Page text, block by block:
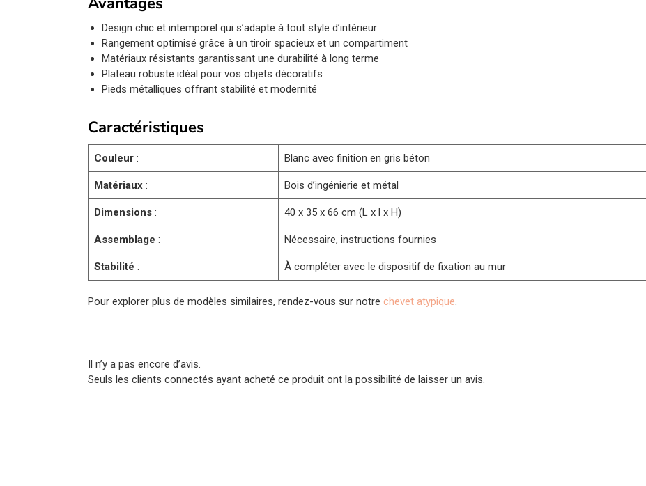
Design chic et intemporel qui s’adapte à tout style d’intérieur
Rangement optimisé grâce à un tiroir spacieux et un compartiment
Matériaux résistants garantissant une durabilité à long terme
Plateau robuste idéal pour vos objets décoratifs
Pieds métalliques offrant stabilité et modernité
Caractéristiques
Couleur : Blanc avec finition en gris béton
Matériaux : Bois d’ingénierie et métal
Dimensions : 40 x 35 x 66 cm (L x l x H)
Assemblage : Nécessaire, instructions fournies
Stabilité : À compléter avec le dispositif de fixation au mur
Pour explorer plus de modèles similaires, rendez-vous sur notrechevet atypique.
Il n’y a pas encore d’avis.
Seuls les clients connectés ayant acheté ce produit ont la possibilité de laisser un avis.